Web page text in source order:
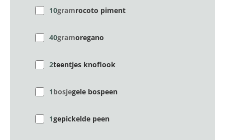
10gramrocoto piment
40gramoregano
2teentjes knoflook
1bosjegele bospeen
1gepickelde peen